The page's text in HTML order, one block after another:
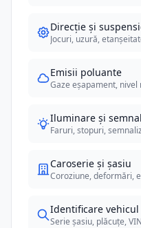
Direcție și
Jocuri, uzură,
Emisii poluante
Gaze eșapament, nivel
Iluminare și
Faruri, stopuri,
Caroserie și șasiu
Coroziune, deformări,
Identificare vehicul
Serie șasiu, plăcuțe, VIN